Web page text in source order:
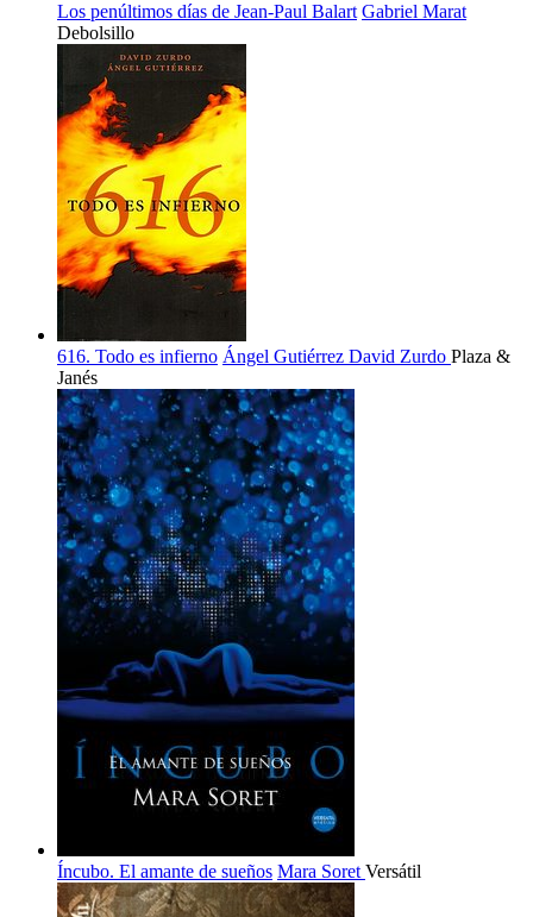
Los penúltimos días de Jean-Paul Balart Gabriel Marat
Debolsillo
616. Todo es infierno Ángel Gutiérrez David Zurdo Plaza &
Janés
Íncubo. El amante de sueños Mara Soret Versátil